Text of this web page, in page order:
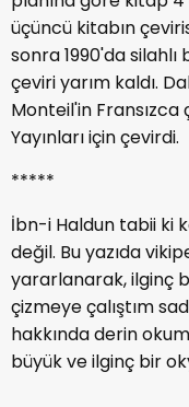
üçüncü kitabın
sonra 1990'da silahlı
çeviri yarım kaldı.
Monteil'in
Yayınları için çevirdi.
*****
İbn-i Haldun tabii ki
değil. Bu yazıda
yararlanarak, ilginç
çizmeye çalıştım
hakkında derin
büyük ve ilginç bir